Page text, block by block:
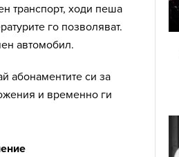
транспорт, ходи пеша
го позволяват.
автомобил.
абонаментите си за
и временно ги